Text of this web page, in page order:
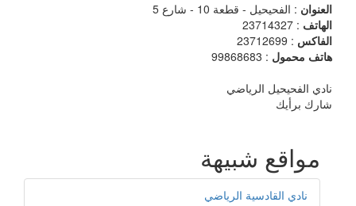
العنوان : الفحيحيل - قطعة 10 - شارع 5
الهاتف : 23714327
الفاكس : 23712699
هاتف محمول : 99868683
نادي الفحيحيل الرياضي
شارك برأيك
مواقع شبيهة
نادي القادسية الرياضي